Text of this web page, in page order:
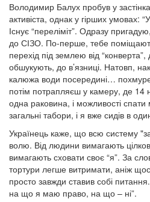
Володимир Балух пробув у
активіста, однак у гірших умовах:
Існує “переліміт”. Одразу
до СІЗО. По-перше, тебе
перехід під землею від
обшукують, до в’язниці. Натовп,
калюжа води посередині…
потім потрапляєш у камеру, де 14
одна раковина, і можливості
загальні табори, і я вже сидів в
Українець каже, що всю систему
волю. Від людини вимагають
вимагають сховати своє “я”. За
тортури легше витримати, аніж
просто завжди ставив собі
на що я маю право, на що – ні”.